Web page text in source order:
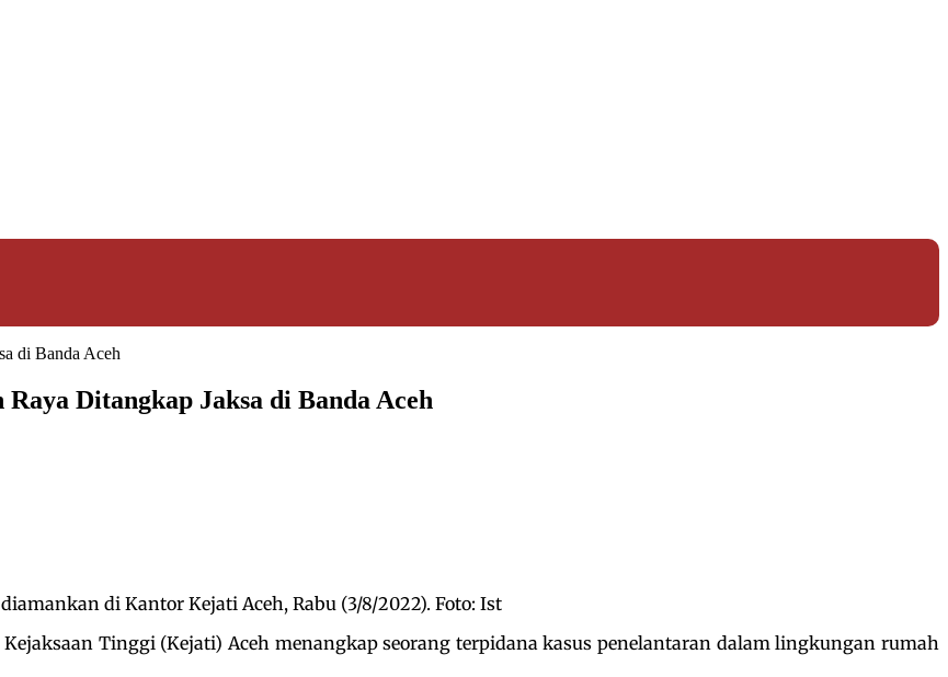
di Banda Aceh
Ditangkap Jaksa di Banda Aceh
di Kantor Kejati Aceh, Rabu (3/8/2022). Foto: Ist
Tinggi (Kejati) Aceh menangkap seorang terpidana kasus penelantaran dalam lingkungan rumah